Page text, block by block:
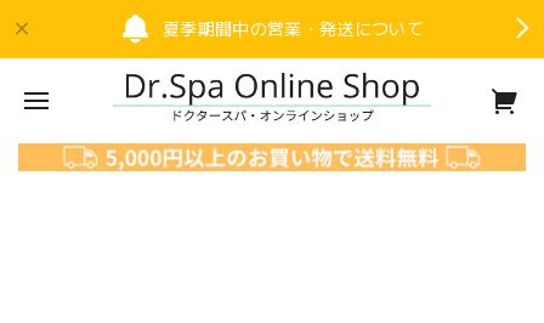
夏季期間中の営業・発送について